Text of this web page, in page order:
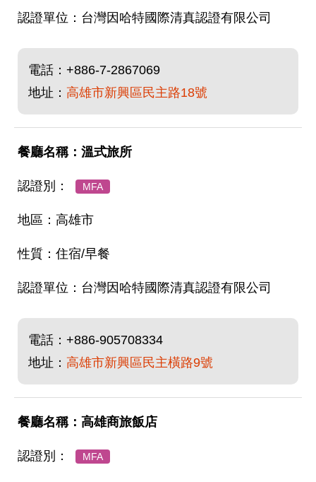
台灣因哈特國際清真認證有限公司
電話： +886-7-2867069
地址： 高雄市新興區民主路18號
溫式旅所
MFA
高雄市
住宿/早餐
台灣因哈特國際清真認證有限公司
電話： +886-905708334
地址： 高雄市新興區民主橫路9號
高雄商旅飯店
MFA